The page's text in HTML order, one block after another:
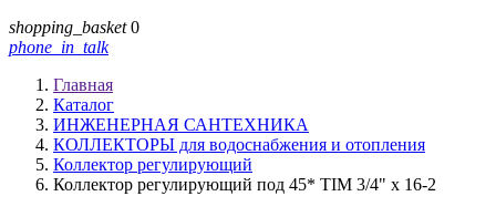
shopping_basket 0
phone_in_talk
Главная
Каталог
ИНЖЕНЕРНАЯ САНТЕХНИКА
КОЛЛЕКТОРЫ для водоснабжения и отопления
Коллектор регулирующий
Коллектор регулирующий под 45* TIM 3/4" х 16-2